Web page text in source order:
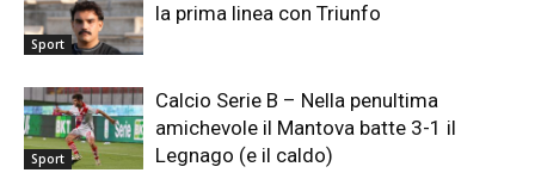
Sport
la prima linea con Triunfo
Sport
Calcio Serie B – Nella penultima
amichevole il Mantova batte 3-1 il
Legnago (e il caldo)